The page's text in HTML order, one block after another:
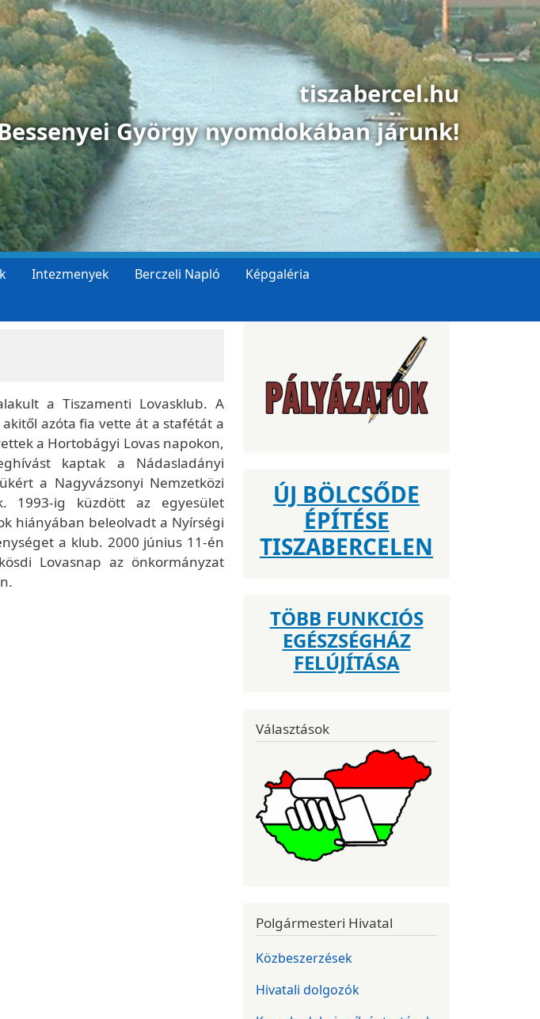
tiszabercel.hu
György nyomdokában járunk!
Intezmenyek Berczeli Napló
Képgaléria
a Tiszamenti Lovasklub. A
azóta fia vette át a stafétát a
a Hortobágyi Lovas napokon,
kaptak a Nádasladányi
a Nagyvázsonyi Nemzetközi
1993-ig küzdött az egyesület
hiányában beleolvadt a Nyírségi
a klub. 2000 június 11-én
Lovasnap az önkormányzat
ÚJ BÖLCSŐDE
ÉPÍTÉSE
TISZABERCELEN
TÖBB FUNKCIÓS
EGÉSZSÉGHÁZ
FELÚJÍTÁSA
Választások
Polgármesteri Hivatal
Közbeszerzések
Hivatali dolgozók